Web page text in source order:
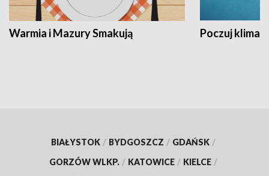
Warmia i Mazury Smakują Poczuj klimat
BIAŁYSTOK / BYDGOSZCZ / GDAŃSK /
GORZÓW WLKP. / KATOWICE / KIELCE /